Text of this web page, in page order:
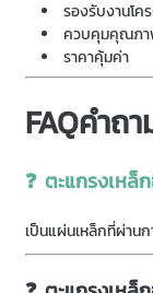
รองรับงานโค
ควบคุมคุณภา
ราคาคุ้มค่า
FAQคำถ
❓ ตะแกรงเหล็
เป็นแผ่นเหล็กที่ผ่าน